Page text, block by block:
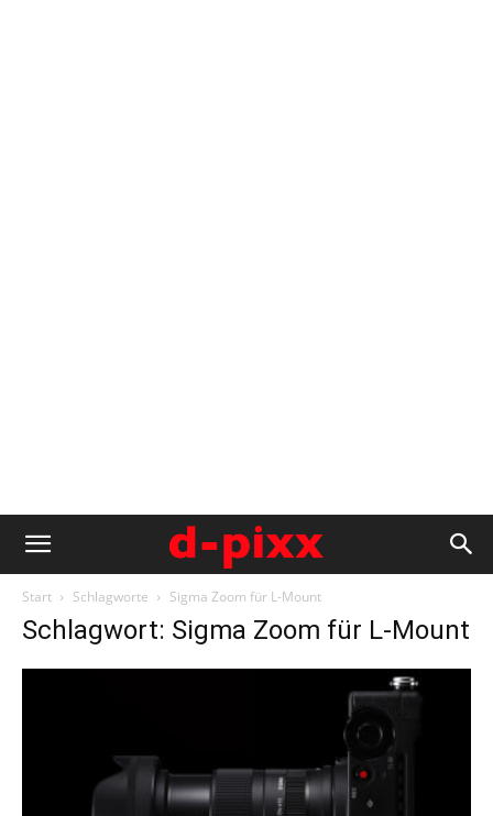
Start Schlagworte Sigma Zoom für L-Mount
Schlagwort: Sigma Zoom für L-Mount